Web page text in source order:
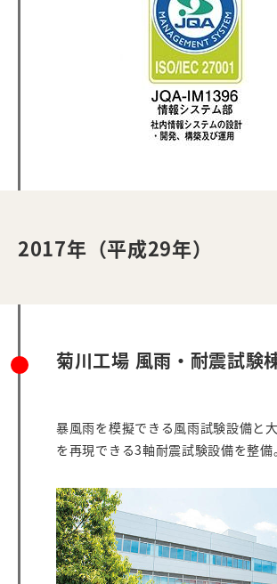
2017年（平成29年）
菊川工場 風雨・耐震試験
暴風雨を模擬できる風雨試験設備と
を再現できる3軸耐震試験設備を整備。